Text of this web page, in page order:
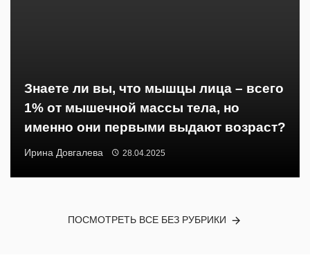
Знаете ли вы, что мышцы лица – всего
1% от мышечной массы тела, но
именно они первыми выдают возраст?
Ирина Довгалева 28.04.2025
ПОСМОТРЕТЬ ВСЕ БЕЗ РУБРИКИ